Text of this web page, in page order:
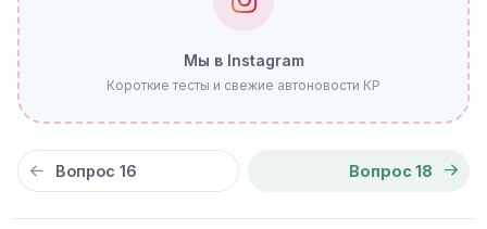
Мы в Instagram
Короткие тесты и свежие автоновости КР
Вопрос 16 Вопрос 18